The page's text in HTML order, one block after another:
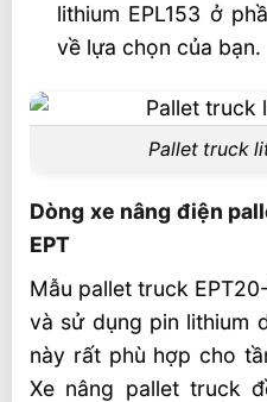
lithium EPL153 ở
về lựa chọn của bạn.
Pallet truck
Dòng xe nâng điện
EPT
Mẫu pallet truck
và sử dụng pin lithium
này rất phù hợp cho
Xe nâng pallet truck